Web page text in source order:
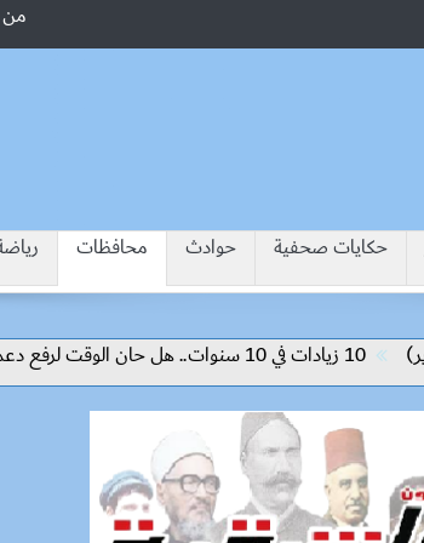
حكايات صحفية حوادث محافظات
10 زيادات في 10 سنوات.. هل حان الوقت لرفع دعم البنزين نهائيا؟